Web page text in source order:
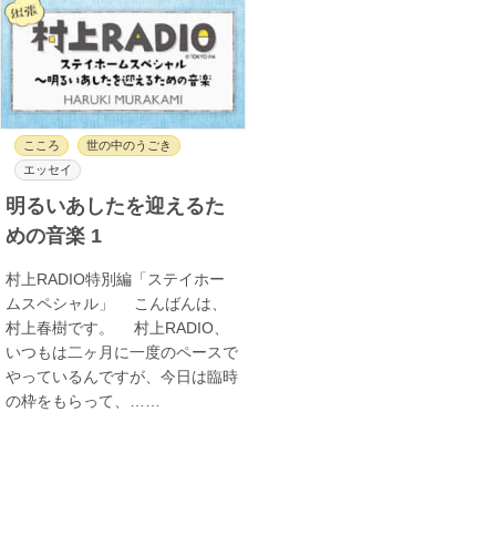
こころ
世の中のうごき
エッセイ
明るいあしたを迎えるた
めの音楽 1
村上RADIO特別編「ステイホー
ムスペシャル」 こんばんは、
村上春樹です。 村上RADIO、
いつもは二ヶ月に一度のペースで
やっているんですが、今日は臨時
の枠をもらって、……